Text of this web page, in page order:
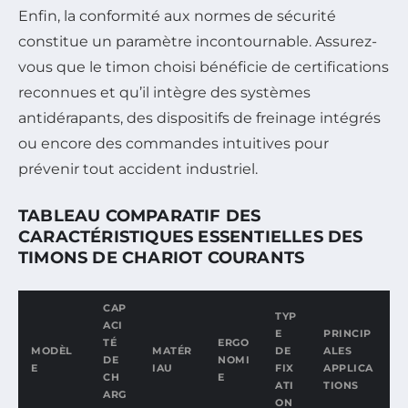
Enfin, la conformité aux normes de sécurité
constitue un paramètre incontournable. Assurez-
vous que le timon choisi bénéficie de certifications
reconnues et qu’il intègre des systèmes
antidérapants, des dispositifs de freinage intégrés
ou encore des commandes intuitives pour
prévenir tout accident industriel.
TABLEAU COMPARATIF DES
CARACTÉRISTIQUES ESSENTIELLES DES
TIMONS DE CHARIOT COURANTS
MODÈL
E
CAP
ACI
TÉ
DE
CH
ARG
MATÉR
IAU
ERGO
NOMI
E
TYP
E
DE
FIX
ATI
ON
PRINCIP
ALES
APPLICA
TIONS